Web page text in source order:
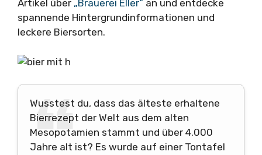
Artikel über „Brauerei Eller“ an und entdecke
spannende Hintergrundinformationen und
leckere Biersorten.
Wusstest du, dass das älteste erhaltene
Bierrezept der Welt aus dem alten
Mesopotamien stammt und über 4.000
Jahre alt ist? Es wurde auf einer Tontafel